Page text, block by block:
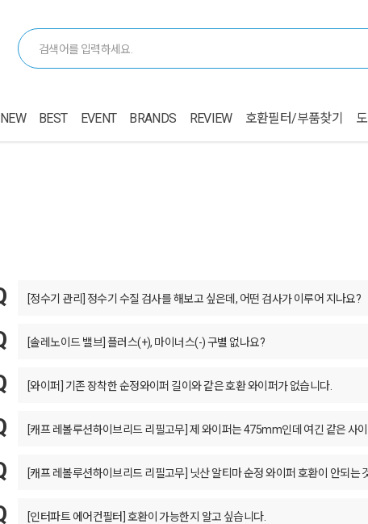
NEW BEST EVENT BRANDS REVIEW 호환필터/부품찾기
[정수기 관리] 정수기 수질 검사를 해보고 싶은데, 어떤 검사가 이루어 지나요?
[솔레노이드 밸브] 플러스(+), 마이너스(-) 구별 없나요?
[와이퍼] 기존 장착한 순정와이퍼 길이와 같은 호환 와이퍼가 없습니다.
[캐프 레볼루션하이브리드 리필고무] 제 와이퍼는 475mm인데 여긴 같은 사
[캐프 레볼루션하이브리드 리필고무] 닛산 알티마 순정 와이퍼 호환이 안되는
[인터파트 에어컨필터] 호환이 가능한지 알고 싶습니다.